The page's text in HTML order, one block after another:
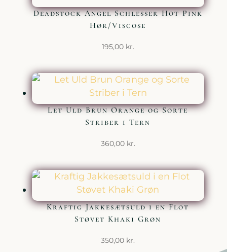
Deadstock Angel Schlesser Hot Pink
Hør/Viscose
195,00 kr.
Let Uld Brun Orange og Sorte
Striber i Tern
360,00 kr.
Kraftig Jakkesætsuld i en Flot
Støvet Khaki Grøn
350,00 kr.